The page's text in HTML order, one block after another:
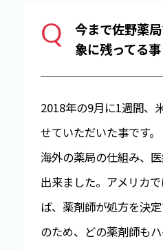
Q
今まで佐野薬
象に残ってる事
2018年の9月に1週間、
せていただいた事です。
海外の薬局の仕組み、
出来ました。アメリカ
ば、薬剤師が処方を決
のため、どの薬剤師も